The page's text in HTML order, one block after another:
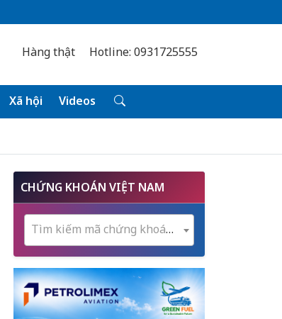
Hàng thật Hotline: 0931725555
Xã hội Videos
CHỨNG KHOÁN VIỆT NAM
Tìm kiếm mã chứng khoán...